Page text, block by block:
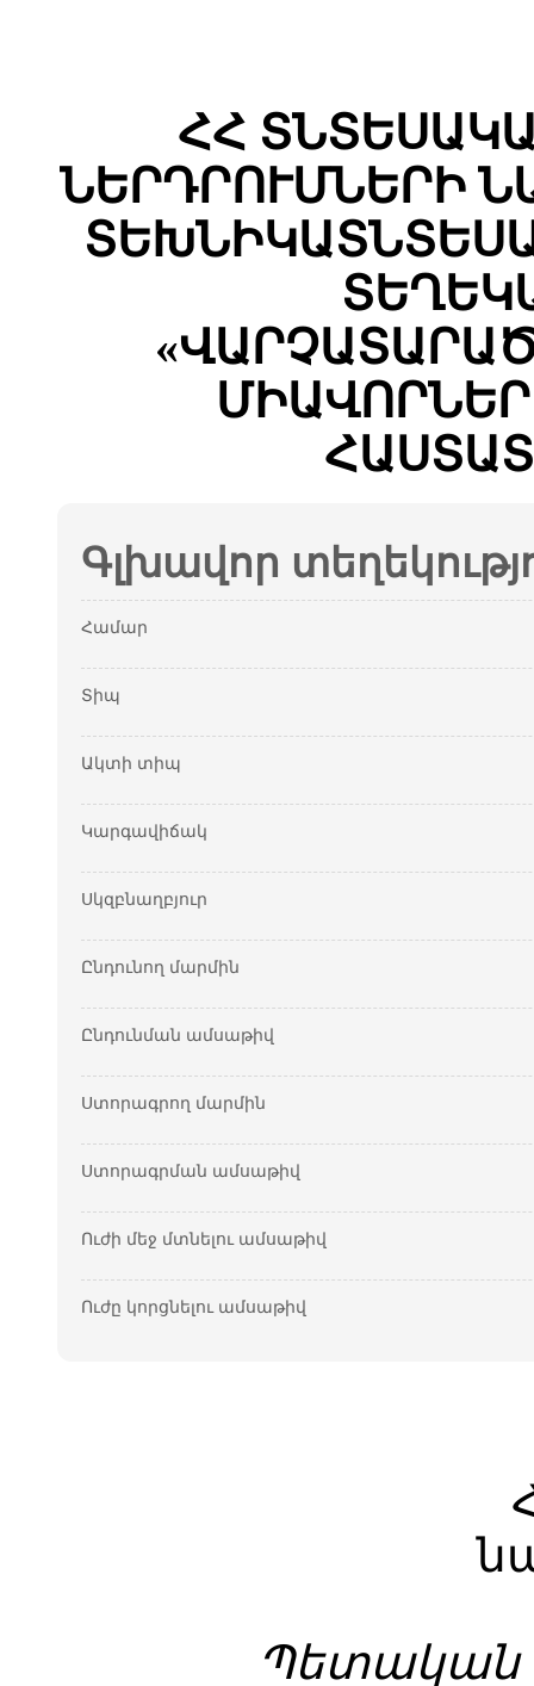
ՀՀ
ՆԵՐԴՐՈՒՄՆԵՐԻ
Գլխավոր
Համար
Տիպ
Ակտի տիպ
Կարգավիճակ
Սկզբնաղբյուր
Ընդունող մարմին
Ընդունման ամսաթիվ
Ստորագրող մարմին
Ստորագրման ամսաթիվ
Ուժի մեջ մտնելու ամսաթիվ
Ուժը կորցնելու ամսաթիվ
Պետական